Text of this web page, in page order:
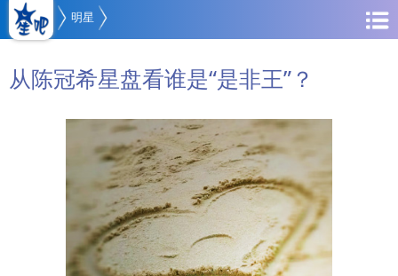
明星
从陈冠希星盘看谁是“是非王”？